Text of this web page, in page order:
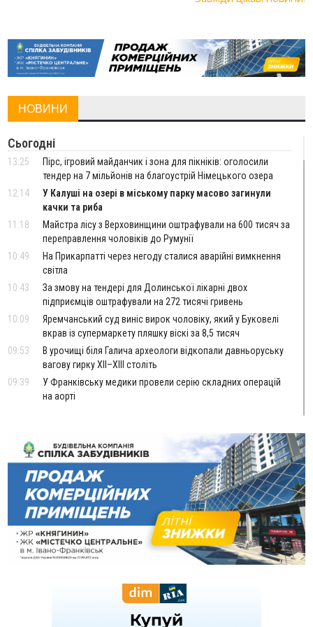
НОВИНИ
Сьогодні
13:25
Пірс, ігровий майданчик і зона для пікніків: оголосили
тендер на 7 мільйонів на благоустрій Німецького озера
12:14
У Калуші на озері в міському парку масово загинули
качки та риба
11:18
Майстра лісу з Верховинщини оштрафували на 600 тисяч за
переправлення чоловіків до Румунії
10:49
На Прикарпатті через негоду сталися аварійні вимкнення
світла
10:43
За змову на тендері для Долинської лікарні двох
підприємців оштрафували на 272 тисячі гривень
10:09
Яремчанський суд виніс вирок чоловіку, який у Буковелі
вкрав із супермаркету пляшку віскі за 8,5 тисяч
09:53
В урочищі біля Галича археологи відкопали давньоруську
вагову гирку XII–XIII століть
09:39
У Франківську медики провели серію складних операцій
на аорті
22:22
У Богородчанах на "зебрі" водій Audi наїхав на
хлопчика з велосипедом
21:01
Загальна площа всіх книгарень України - трохи більше ніж 6
футбольних полів
20:47
На "зебрі" у Франківську два мотоциклісти збили жінку
18:55
Прикарпаття серед лідерів за будівництвом новобудов і
рекордсмен за зростанням цін на житло
16:48
ВІДЕО Де безпечно купатися на Прикарпатті?
організацію «КОД 7'Я», аби підтримувати військових та їхні
У Коломиї на одній з вулиць встановлять комплекс